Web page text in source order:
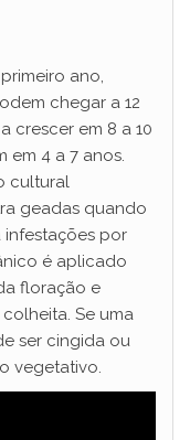
ano,
chegar a 12
crescer em 8 a 10
em 4 a 7 anos.
cultural
geadas quando
por
é aplicado
floração e
Se uma
ser cingida ou
vegetativo.